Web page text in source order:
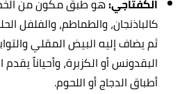
الكفتاجي:هو طبق مكون من
كالباذنجان، والطماطم، والفلفل
ثم يضاف إليه البيض المقلي
البقدونس أو الكزبرة، وأحياناً
أطباق الدجاج أو اللحوم.